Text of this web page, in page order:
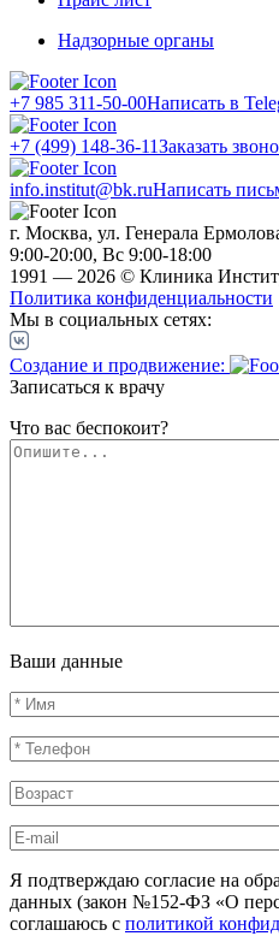
Надзорные органы
+7 985 311-50-00Написать в
+7 (499) 148-36-11Заказать
info.institut@bk.ruНаписать
г. Москва, ул. Генерала
9:00-20:00, Вс 9:00-18:00
1991 — 2026 © Клиника
Политика конфиденциальности
Мы в социальных сетях:
Создание и продвижение:
Записаться к врачу
Что вас беспокоит?
Ваши данные
Я подтверждаю согласие на
данных (закон №152-ФЗ «О
соглашаюсь с политикой